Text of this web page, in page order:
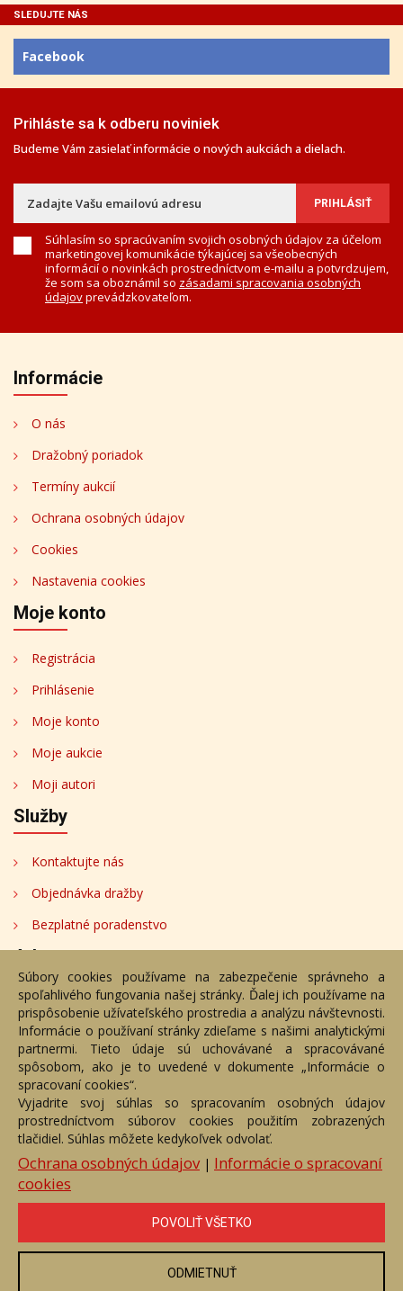
SLEDUJTE NÁS
Facebook
Prihláste sa k odberu noviniek
Budeme Vám zasielať informácie o nových aukciách a dielach.
Súhlasím so spracúvaním svojich osobných údajov za účelom
marketingovej komunikácie týkajúcej sa všeobecných
informácií o novinkách prostredníctvom e-mailu a potvrdzujem,
že som sa oboznámil so zásadami spracovania osobných
údajovprevádzkovateľom.
Informácie
O nás
Dražobný poriadok
Termíny aukcií
Ochrana osobných údajov
Cookies
Nastavenia cookies
Moje konto
Registrácia
Prihlásenie
Moje konto
Moje aukcie
Moji autori
Služby
Kontaktujte nás
Objednávka dražby
Bezplatné poradenstvo
Adresa
Nižný Hrušov 333, 094 22, Slovenská republika
+421 905 356 921
+421 905 959 101
dartesro@dartesro.sk
Hlavná stránka Aukčný katalóg
Objednávka dražby
Termíny aukcií
Online Aukcia
DARTE AUKČNÁ SPOLOČNOSŤ s.r.o. © 2007 - 2026
Akékoľvek používanie obrazových a textových súčastí tejto stránky je
podmienené výslovným súhlasom jej vlastníka. Všetky práva sú
vyhradené.
Súbory cookies používame na zabezpečenie správneho a
spoľahlivého fungovania našej stránky. Ďalej ich používame na
prispôsobenie užívateľského prostredia a analýzu návštevnosti.
Informácie o používaní stránky zdieľame s našimi analytickými
partnermi. Tieto údaje sú uchovávané a spracovávané
spôsobom, ako je to uvedené v dokumente „Informácie o
spracovaní cookies“.
Vyjadrite svoj súhlas so spracovaním osobných údajov
prostredníctvom súborov cookies použitím zobrazených
tlačidiel. Súhlas môžete kedykoľvek odvolať.
Ochrana osobných údajov| Informácie o spracovaní
cookies
POVOLIŤ VŠETKO
ODMIETNUŤ